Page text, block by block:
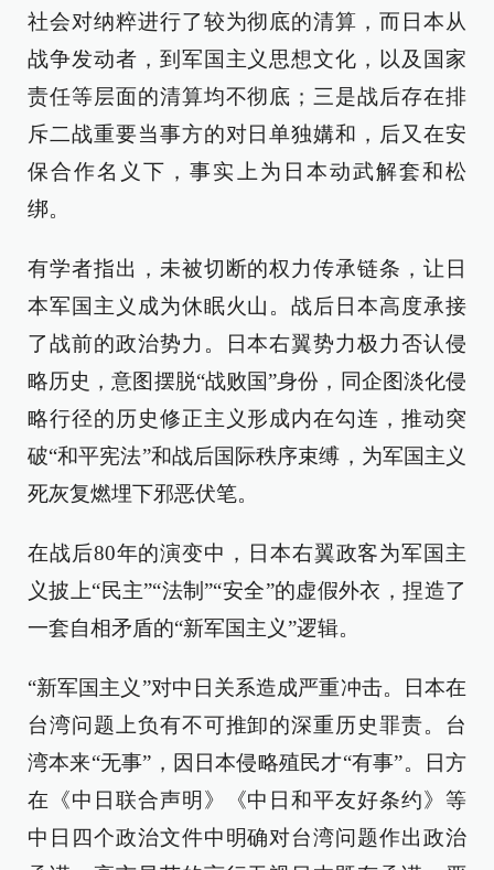
社会对纳粹进行了较为彻底的清算，而日本从
战争发动者，到军国主义思想文化，以及国家
责任等层面的清算均不彻底；三是战后存在排
斥二战重要当事方的对日单独媾和，后又在安
保合作名义下，事实上为日本动武解套和松
绑。
有学者指出，未被切断的权力传承链条，让日
本军国主义成为休眠火山。战后日本高度承接
了战前的政治势力。日本右翼势力极力否认侵
略历史，意图摆脱“战败国”身份，同企图淡化侵
略行径的历史修正主义形成内在勾连，推动突
破“和平宪法”和战后国际秩序束缚，为军国主义
死灰复燃埋下邪恶伏笔。
在战后80年的演变中，日本右翼政客为军国主
义披上“民主”“法制”“安全”的虚假外衣，捏造了
一套自相矛盾的“新军国主义”逻辑。
“新军国主义”对中日关系造成严重冲击。日本在
台湾问题上负有不可推卸的深重历史罪责。台
湾本来“无事”，因日本侵略殖民才“有事”。日方
在《中日联合声明》《中日和平友好条约》等
中日四个政治文件中明确对台湾问题作出政治